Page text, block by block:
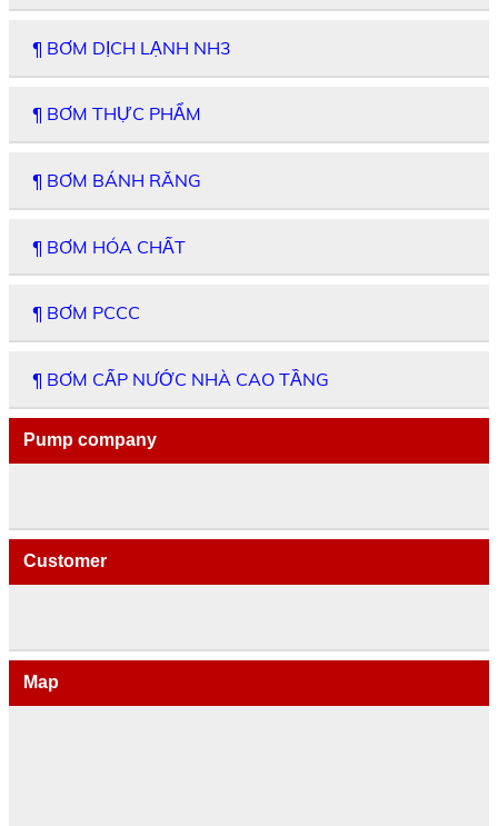
¶ BƠM DỊCH LẠNH NH3
¶ BƠM THỰC PHẨM
¶ BƠM BÁNH RĂNG
¶ BƠM HÓA CHẤT
¶ BƠM PCCC
¶ BƠM CẤP NƯỚC NHÀ CAO TẦNG
Pump company
Customer
Map